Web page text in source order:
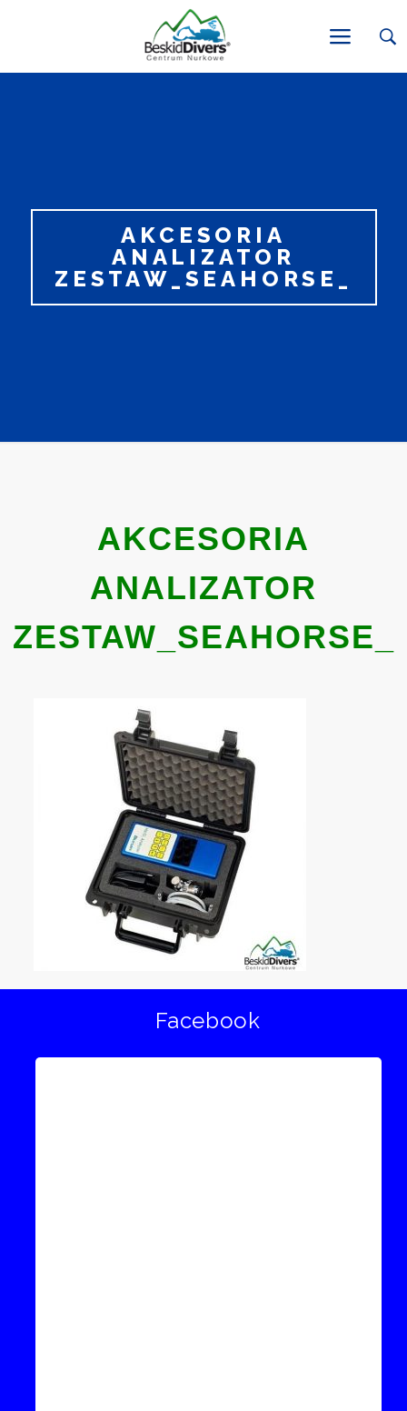
AKCESORIA
ANALIZATOR
ZESTAW_SEAHORSE_
AKCESORIA
ANALIZATOR
ZESTAW_SEAHORSE_
Facebook